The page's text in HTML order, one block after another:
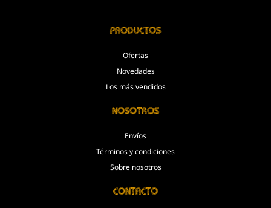
Productos
Ofertas
Novedades
Los más vendidos
Nosotros
Envíos
Términos y condiciones
Sobre nosotros
Contacto